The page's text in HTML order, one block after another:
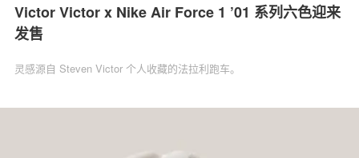
Victor Victor x Nike Air Force 1 ’01 系列六色迎来
发售
灵感源自 Steven Victor 个人收藏的法拉利跑车。